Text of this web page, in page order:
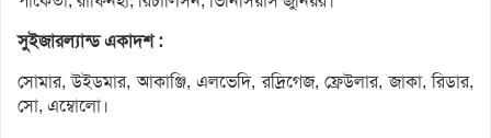
সুইজারল্যান্ড একাদশ :
সোমার, উইডমার, আকাঞ্জি, এলভেদি, রদ্রিগেজ, ফ্রেউলার, জাকা, রিডার,
সো, এম্বোলো।